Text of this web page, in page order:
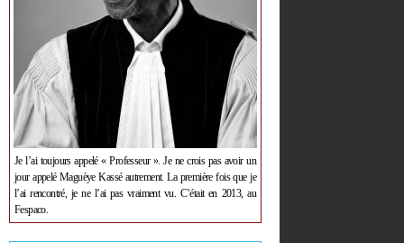
Je l’ai toujours appelé « Professeur ». Je ne crois pas avoir un
jour appelé Maguèye Kassé autrement. La première fois que je
l’ai rencontré, je ne l’ai pas vraiment vu. C’était en 2013, au
Fespaco.